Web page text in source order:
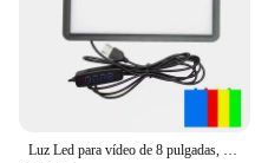
Luz Led para vídeo de 8 pulgadas, lámpara de relleno regulable para Selfie, sin soporte para trípode, para estudio fotográfico